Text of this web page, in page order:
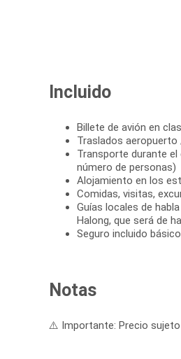
Incluido
Billete de avión en
Traslados
Transporte durante el
número de personas)
Alojamiento en los
Comidas, visitas,
Guías locales de
Halong, que será de
Seguro incluido básico
Notas
⚠️ Importante: Precio sujeto